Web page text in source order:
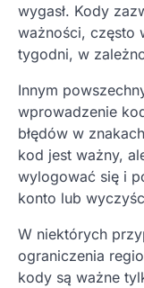
wygasł. Kody
ważności, często
tygodni, w
Innym
wprowadzenie
błędów w
kod jest ważny,
wylogować się i
konto lub
W niektórych
ograniczenia
kody są ważne